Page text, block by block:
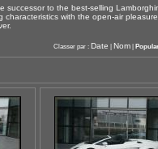
successor to the best-selling
with the open-air
Classer par : Date | Nom |